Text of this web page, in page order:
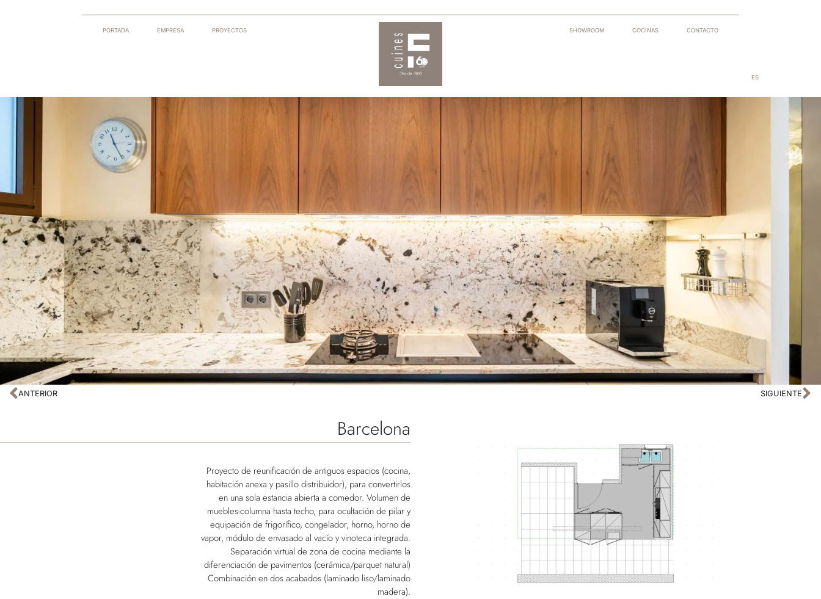
PORTADA EMPRESA PROYECTOS SHOWROOM COCINAS CONTACTO
ES
ANTERIOR SIGUIENTE
Barcelona
Proyecto de reunificación de antiguos espacios (cocina,
habitación anexa y pasillo distribuidor), para convertirlos
en una sola estancia abierta a comedor. Volumen de
muebles-columna hasta techo, para ocultación de pilar y
equipación de frigorífico, congelador, horno, horno de
vapor, módulo de envasado al vacío y vinoteca integrada.
Separación virtual de zona de cocina mediante la
diferenciación de pavimentos (cerámica/parquet natural)
Combinación en dos acabados (laminado liso/laminado
madera).